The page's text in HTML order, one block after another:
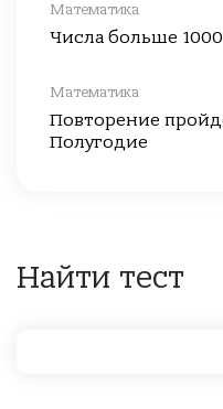
Математика
Числа больше 1000
Математика
Повторение
Полугодие
Найти тест